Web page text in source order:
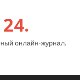
онлайн-журнал.